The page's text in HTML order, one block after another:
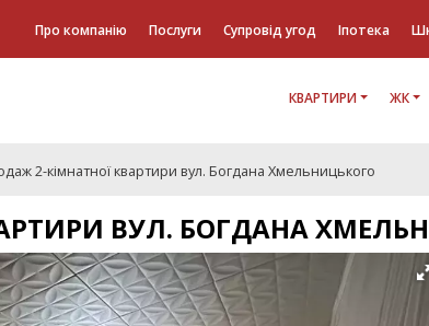
Про компанію Послуги Супровід угод Іпотека
КВАРТИРИ ЖК
2-кімнатної квартири вул. Богдана Хмельницького
ВУЛ. БОГДАНА